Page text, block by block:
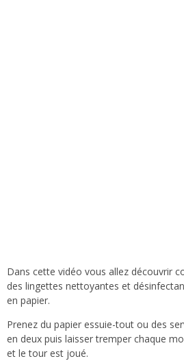
Dans cette vidéo vous allez découvrir
des lingettes nettoyantes et
en papier.
Prenez du papier essuie-tout ou des
en deux puis laisser tremper chaque
et le tour est joué.